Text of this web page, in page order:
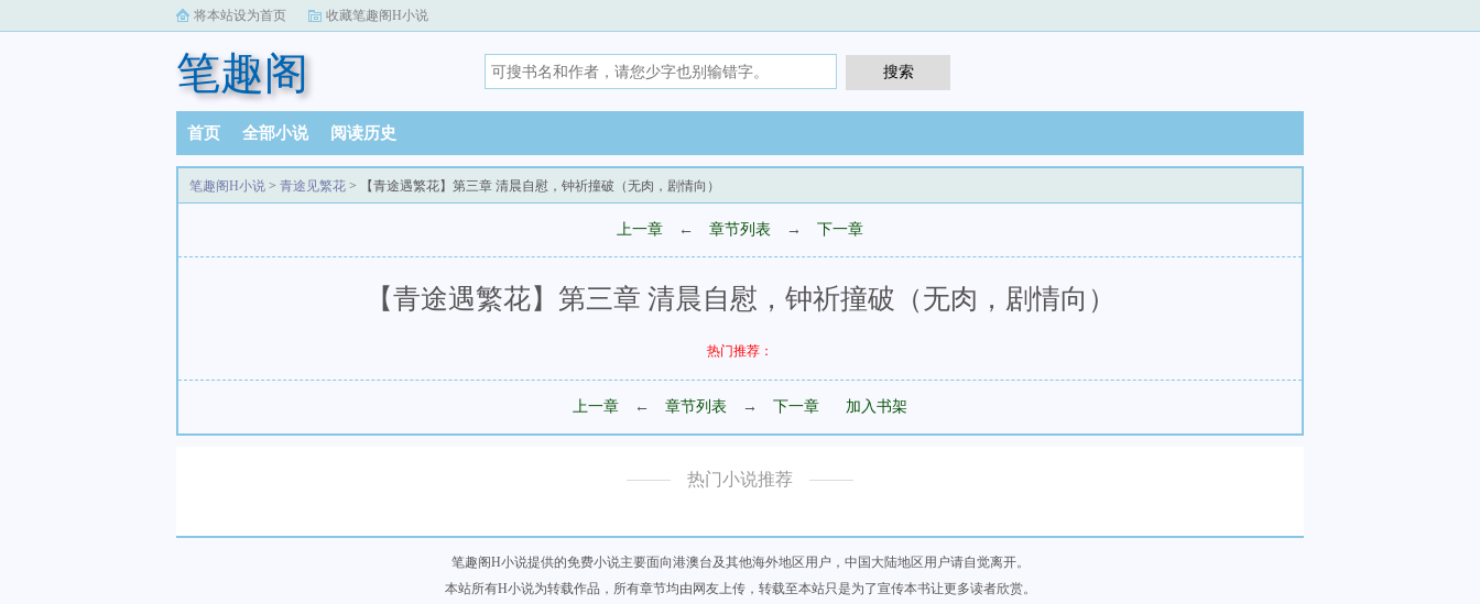
将本站设为首页 收藏笔趣阁H小说
笔趣阁
首页 全部小说 阅读历史
笔趣阁H小说 > 青途见繁花 > 【青途遇繁花】第三章 清晨自慰，钟祈撞破（无肉，剧情向）
上一章 ← 章节列表 → 下一章
【青途遇繁花】第三章 清晨自慰，钟祈撞破（无肉，剧情向）
热门推荐：
上一章 ← 章节列表 → 下一章 加入书架
热门小说推荐
笔趣阁H小说提供的免费小说主要面向港澳台及其他海外地区用户，中国大陆地区用户请自觉离开。
本站所有H小说为转载作品，所有章节均由网友上传，转载至本站只是为了宣传本书让更多读者欣赏。